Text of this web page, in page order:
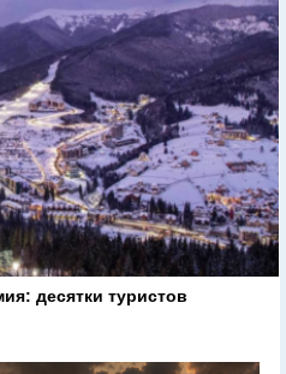
десятки туристов